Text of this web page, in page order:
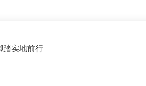
踏实地前行